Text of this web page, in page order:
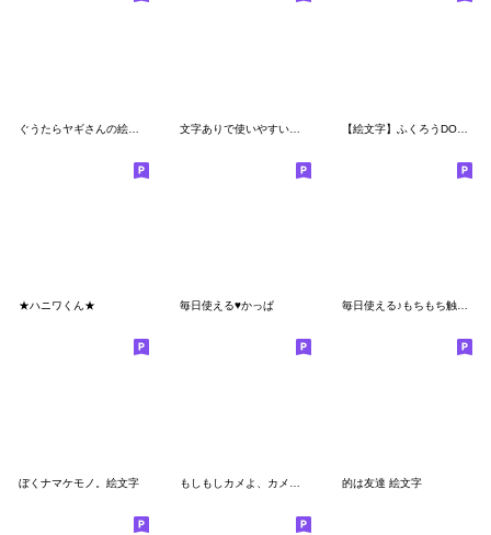
【絵文字】ふくろうDONツインズ
★ハニワくん★ 毎日使える♥かっぱ 毎日使える♪もちもち触感ちょこうし絵文字
ぼくナマケモノ。絵文字 的は友達 絵文字